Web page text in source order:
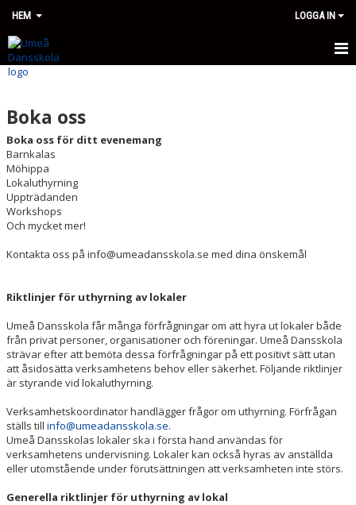
HEM LOGGA IN
HEM
OM OSS
KURSER HT26
SPECIALGRUPPERNA
ANMÄLNINGSVILLKOR
FAQ
UDS KLÄDER
BOKA OSS
BARNKALAS
Boka oss
Boka oss för ditt evenemang
Barnkalas
Möhippa
Lokaluthyrning
Uppträdanden
Workshops
Och mycket mer!
Kontakta oss på info@umeadansskola.se med dina önskemål
Riktlinjer för uthyrning av lokaler
Umeå Dansskola får många förfrågningar om att hyra ut lokaler både
från privat personer, organisationer och föreningar. Umeå Dansskola
strävar efter att bemöta dessa förfrågningar på ett positivt sätt utan
att åsidosätta verksamhetens behov eller säkerhet. Följande riktlinjer
är styrande vid lokaluthyrning.
Verksamhetskoordinator handlägger frågor om uthyrning. Förfrågan
ställs till info@umeadansskola.se.
Umeå Dansskolas lokaler ska i första hand användas för
verksamhetens undervisning. Lokaler kan också hyras av anställda
eller utomstående under förutsättningen att verksamheten inte störs.
Generella riktlinjer för uthyrning av lokal